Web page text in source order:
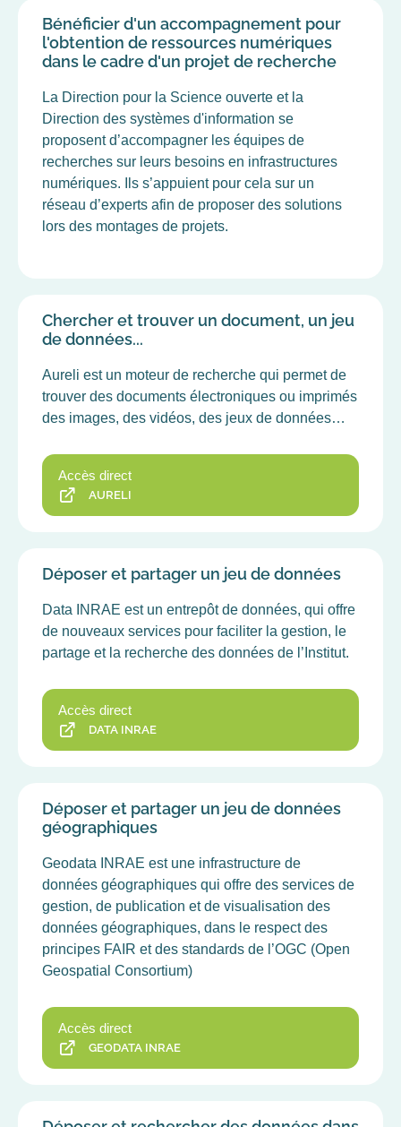
Bénéficier d'un accompagnement pour
l'obtention de ressources numériques
dans le cadre d'un projet de recherche
La Direction pour la Science ouverte et la
Direction des systèmes d'information se
proposent d’accompagner les équipes de
recherches sur leurs besoins en infrastructures
numériques. Ils s’appuient pour cela sur un
réseau d’experts afin de proposer des solutions
lors des montages de projets.
Chercher et trouver un document, un jeu
de données...
Aureli est un moteur de recherche qui permet de
trouver des documents électroniques ou imprimés
des images, des vidéos, des jeux de données…
Accès direct
AURELI
Déposer et partager un jeu de données
Data INRAE est un entrepôt de données, qui offre
de nouveaux services pour faciliter la gestion, le
partage et la recherche des données de l’Institut.
Accès direct
DATA INRAE
Déposer et partager un jeu de données
géographiques
Geodata INRAE est une infrastructure de
données géographiques qui offre des services de
gestion, de publication et de visualisation des
données géographiques, dans le respect des
principes FAIR et des standards de l’OGC (Open
Geospatial Consortium)
Accès direct
GEODATA INRAE